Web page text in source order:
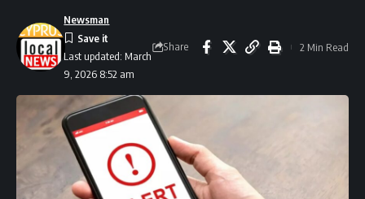
Last updated: March
9, 2026 8:52 am
Newsman
Share 2 Min Read